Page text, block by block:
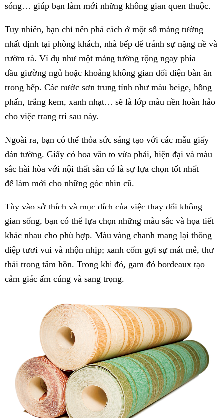
sóng… giúp bạn làm mới những không gian quen thuộc.
Tuy nhiên, bạn chỉ nên phá cách ở một số mảng tường
nhất định tại phòng khách, nhà bếp để tránh sự nặng nề và
rườm rà. Ví dụ như một mảng tường rộng ngay phía
đầu giường ngủ hoặc khoảng không gian đối diện bàn ăn
trong bếp. Các nước sơn trung tính như màu beige, hồng
phấn, trắng kem, xanh nhạt… sẽ là lớp màu nền hoàn hảo
cho việc trang trí sau này.
Ngoài ra, bạn có thể thỏa sức sáng tạo với các mẫu giấy
dán tường. Giấy có hoa văn to vừa phải, hiện đại và màu
sắc hài hòa với nội thất sẵn có là sự lựa chọn tốt nhất
để làm mới cho những góc nhìn cũ.
Tùy vào sở thích và mục đích của việc thay đổi không
gian sống, bạn có thể lựa chọn những màu sắc và họa tiết
khác nhau cho phù hợp. Màu vàng chanh mang lại thông
điệp tươi vui và nhộn nhịp; xanh cốm gợi sự mát mẻ, thư
thái trong tâm hồn. Trong khi đó, gam đỏ bordeaux tạo
cảm giác ấm cúng và sang trọng.